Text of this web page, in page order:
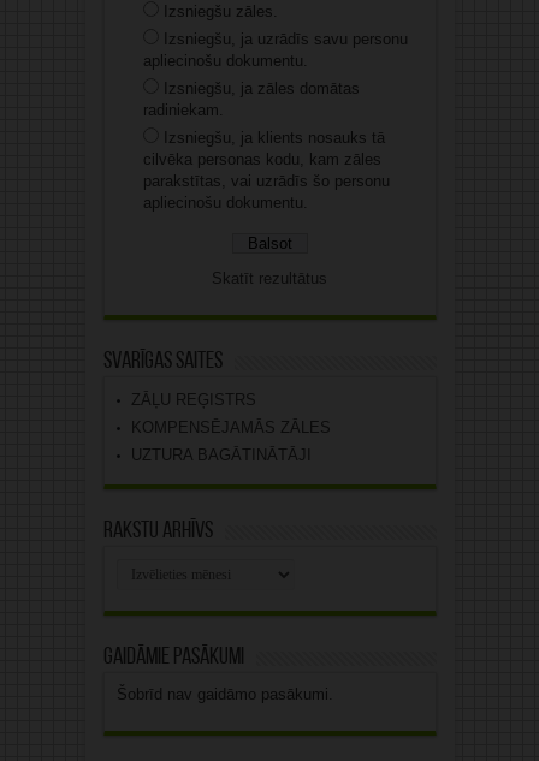
Izsniegšu zāles.
Izsniegšu, ja uzrādīs savu personu
apliecinošu dokumentu.
Izsniegšu, ja zāles domātas
radiniekam.
Izsniegšu, ja klients nosauks tā
cilvēka personas kodu, kam zāles
parakstītas, vai uzrādīs šo personu
apliecinošu dokumentu.
Skatīt rezultātus
Svarīgas saites
ZĀĻU REĢISTRS
KOMPENSĒJAMĀS ZĀLES
UZTURA BAGĀTINĀTĀJI
Rakstu arhīvs
Gaidāmie pasākumi
Šobrīd nav gaidāmo pasākumi.